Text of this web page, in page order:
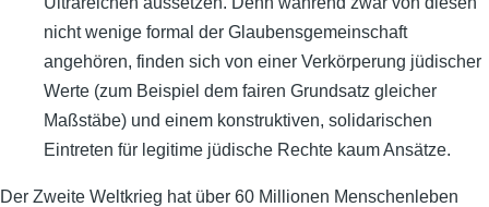
nicht wenige formal der Glaubensgemeinschaft
angehören, finden sich von einer Verkörperung jüdischer
Werte (zum Beispiel dem fairen Grundsatz gleicher
Maßstäbe) und einem konstruktiven, solidarischen
Eintreten für legitime jüdische Rechte kaum Ansätze.
Der Zweite Weltkrieg hat über 60 Millionen Menschenleben